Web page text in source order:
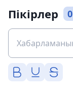
Пікірлер 0